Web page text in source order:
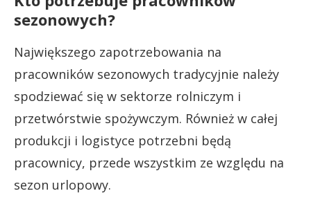
sezonowych?
Największego zapotrzebowania na
pracowników sezonowych tradycyjnie należy
spodziewać się w sektorze rolniczym i
przetwórstwie spożywczym. Również w całej
produkcji i logistyce potrzebni będą
pracownicy, przede wszystkim ze względu na
sezon urlopowy.